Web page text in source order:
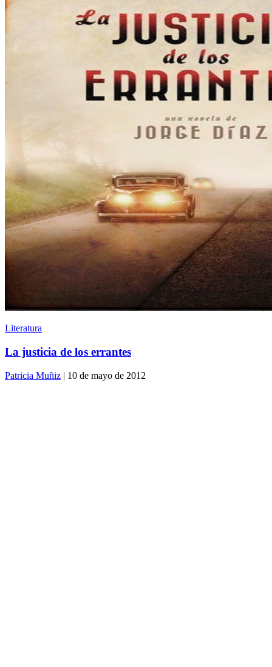
Literatura
La justicia de los errantes
Patricia Muñiz | 10 de mayo de 2012